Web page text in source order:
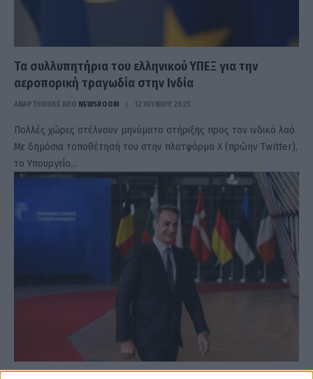
Τα συλλυπητήρια του ελληνικού ΥΠΕΞ για την
αεροπορική τραγωδία στην Ινδία
ΑΝΑΡΤΗΘΗΚΕ ΑΠΟ NEWSROOM 12 ΙΟΥΝΊΟΥ 2025
Πολλές χώρες στέλνουν μηνύματα στήριξης προς τον ινδικό λαό
Με δημόσια τοποθέτησή του στην πλατφόρμα Χ (πρώην Twitter),
το Υπουργείο…